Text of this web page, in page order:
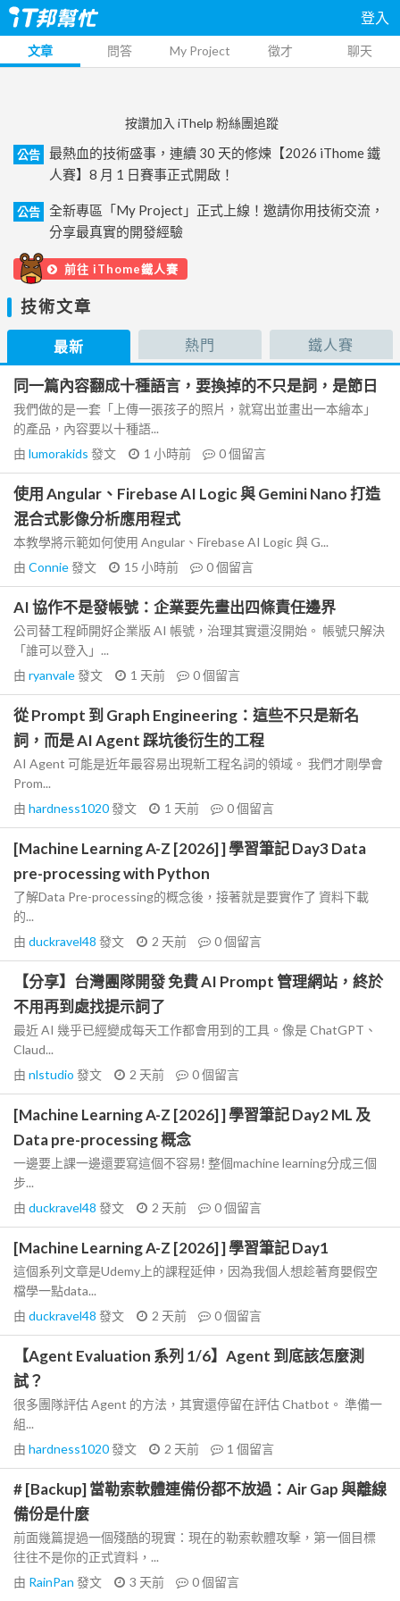
登入
文章 問答 My Project 徵才 聊天
按讚加入 iThelp 粉絲團追蹤
公告
最熱血的技術盛事，連續 30 天的修煉【2026 iThome 鐵
人賽】8 月 1 日賽事正式開啟！
公告
全新專區「My Project」正式上線！邀請你用技術交流，
分享最真實的開發經驗
前往 iThome鐵人賽
技術文章
最新 熱門 鐵人賽
同一篇內容翻成十種語言，要換掉的不只是詞，是節日
我們做的是一套「上傳一張孩子的照片，就寫出並畫出一本繪本」
的產品，內容要以十種語...
由 lumorakids 發文 1 小時前 0個留言
使用 Angular、Firebase AI Logic 與 Gemini Nano 打造
混合式影像分析應用程式
本教學將示範如何使用 Angular、Firebase AI Logic 與 G...
由 Connie發文 15 小時前 0個留言
AI 協作不是發帳號：企業要先畫出四條責任邊界
公司替工程師開好企業版 AI 帳號，治理其實還沒開始。 帳號只解決
「誰可以登入」...
由 ryanvale發文 1 天前 0個留言
從 Prompt 到 Graph Engineering：這些不只是新名
詞，而是 AI Agent 踩坑後衍生的工程
AI Agent 可能是近年最容易出現新工程名詞的領域。 我們才剛學會
Prom...
由 hardness1020發文 1 天前 0個留言
[Machine Learning A-Z [2026] ] 學習筆記 Day3 Data
pre-processing with Python
了解Data Pre-processing的概念後，接著就是要實作了 資料下載
的...
由 duckravel48 發文 2 天前 0個留言
【分享】台灣團隊開發 免費 AI Prompt 管理網站，終於
不用再到處找提示詞了
最近 AI 幾乎已經變成每天工作都會用到的工具。像是 ChatGPT、
Claud...
由 nlstudio 發文 2 天前 0個留言
[Machine Learning A-Z [2026] ] 學習筆記 Day2 ML 及
Data pre-processing 概念
一邊要上課一邊還要寫這個不容易! 整個machine learning分成三個
步...
由 duckravel48 發文 2 天前 0個留言
[Machine Learning A-Z [2026] ] 學習筆記 Day1
這個系列文章是Udemy上的課程延伸，因為我個人想趁著育嬰假空
檔學一點data...
由 duckravel48 發文 2 天前 0個留言
【Agent Evaluation 系列 1/6】Agent 到底該怎麼測
試？
很多團隊評估 Agent 的方法，其實還停留在評估 Chatbot。 準備一
組...
由 hardness1020發文 2 天前 1 個留言
# [Backup] 當勒索軟體連備份都不放過：Air Gap 與離線
備份是什麼
前面幾篇提過一個殘酷的現實：現在的勒索軟體攻擊，第一個目標
往往不是你的正式資料，...
由 RainPan 發文 3 天前 0個留言